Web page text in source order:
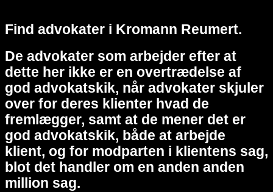
Find advokater i Kromann Reumert.
De advokater som arbejder efter at
dette her ikke er en overtrædelse af
god advokatskik, når advokater skjuler
over for deres klienter hvad de
fremlægger, samt at de mener det er
god advokatskik, både at arbejde
klient, og for modparten i klientens sag,
blot det handler om en anden anden
million sag.